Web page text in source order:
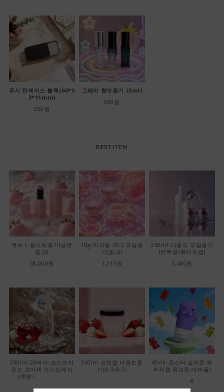
푸시 틴케이스 블랙(60*3
3*11mm)
220원
그레이 향수용기 (5ml)
900원
BEST ITEM
큐브 L 립스틱용기(살몬
핑크)
38,000원
10g-아크릴 미니 크림용
기(핑크)
1,210원
250ml-다용도 오일용기
(반투명/화이트캡)
1,400원
200ml/24파이-코스모라
운드 초미세 건스프레이
(투명색/화이트캡)
1,400원
330ml 검정캡 다용도용
기(8.5×8.5)
60ml-몬스터 실리콘 원
터치캡 튜브용기(퍼플)
22,000원